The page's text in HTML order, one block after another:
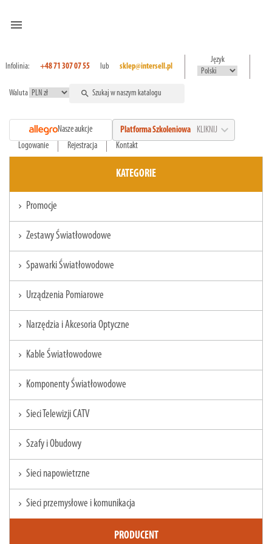
menu
Infolinia: +48 71 307 07 55 lub sklep@intersell.pl
Język
Waluta search
Nasze aukcje Platforma Szkoleniowa KLIKNIJ expand_more
Logowanie Rejestracja Kontakt
KATEGORIE
chevron_right Promocje
chevron_right Zestawy Światłowodowe
chevron_right Spawarki Światłowodowe
chevron_right Urządzenia Pomiarowe
chevron_right Narzędzia i Akcesoria Optyczne
chevron_right Kable Światłowodowe
chevron_right Komponenty Światłowodowe
chevron_right Sieci Telewizji CATV
chevron_right Szafy i Obudowy
chevron_right Sieci napowietrzne
chevron_right Sieci przemysłowe i komunikacja
PRODUCENT